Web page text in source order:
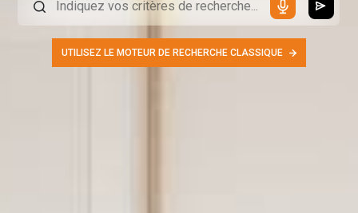
UTILISEZ LE MOTEUR DE RECHERCHE CLASSIQUE